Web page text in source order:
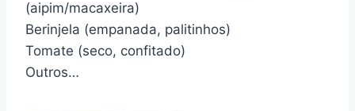
(aipim/macaxeira)
Berinjela (empanada, palitinhos)
Tomate (seco, confitado)
Outros…